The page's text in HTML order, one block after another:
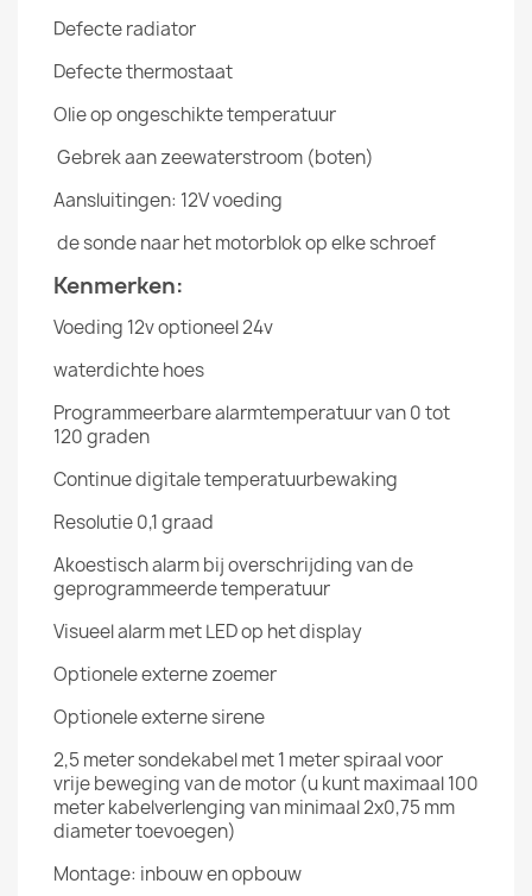
Defecte radiator
Defecte thermostaat
Olie op ongeschikte temperatuur
Gebrek aan zeewaterstroom (boten)
Aansluitingen: 12V voeding
de sonde naar het motorblok op elke schroef
Kenmerken:
Voeding 12v optioneel 24v
waterdichte hoes
Programmeerbare alarmtemperatuur van 0 tot
120 graden
Continue digitale temperatuurbewaking
Resolutie 0,1 graad
Akoestisch alarm bij overschrijding van de
geprogrammeerde temperatuur
Visueel alarm met LED op het display
Optionele externe zoemer
Optionele externe sirene
2,5 meter sondekabel met 1 meter spiraal voor
vrije beweging van de motor (u kunt maximaal 100
meter kabelverlenging van minimaal 2x0,75 mm
diameter toevoegen)
Montage: inbouw en opbouw